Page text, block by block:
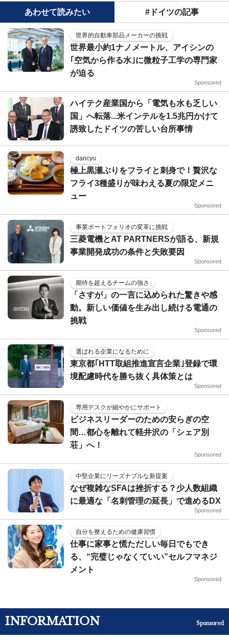
あわせて読みたい #ドイツの記事
世界的自動車部品メーカーの挑戦
世界最小約1ナノメートル、アイシンの
｢空気から作る水｣に微粒子工学の専門家
が迫る
Sponsored
ハイテク産業国から「電気も水も乏しい
国」へ転落...米インテルを1.5兆円かけて
誘致したドイツの苦しい台所事情
dancyu
極上黒瀬ぶりをフライと刺身で！贅沢な
フライ3種盛りが味わえる夏の限定メニ
ュー
Sponsored
事業ポートフォリオの変革に挑戦
三菱電機とAT PARTNERSが語る、新規
事業開発成功の条件と失敗要因
Sponsored
期待を超えるチームの強さ
「さすが」の一言に込められた驚きや感
動。新しい価値を生み出し続ける電通の
挑戦
Sponsored
選ばれる企業になるために
東京都｢HTT取組推進宣言企業｣登録で環
境配慮時代を勝ち抜く具体策とは
Sponsored
専用デスクが細やかにサポート
ビジネスリーダーのための安らぎの空
間…都心を離れて軽井沢の「シェア別
荘」へ！
Sponsored
中堅企業にリーズナブルな新提案
なぜ複雑なSFAは挫折する？少人数組織
に最適な「名刺管理の延長」で進めるDX
Sponsored
自分を整えるための健康習慣
仕事に家事と慌ただしい毎日でもでき
る、“完璧じゃなくていい”セルフマネジ
メント
Sponsored
INFORMATION Sponsored